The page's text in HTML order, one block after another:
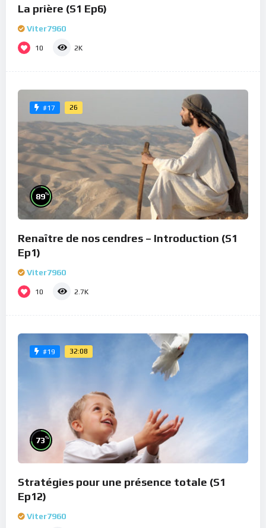
La prière (S1 Ep6)
Viter7960
10 2K
#17 26
89%
Renaître de nos cendres – Introduction (S1
Ep1)
Viter7960
10 2.7K
#19 32:08
73%
Stratégies pour une présence totale (S1
Ep12)
Viter7960